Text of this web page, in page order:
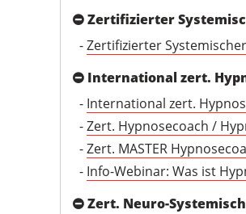
Zertifizierter
-Zertifizierter
International zert.
- International zert.
-Zert. Hypnosecoach /
-Zert. MASTER
- Info-Webinar: Was ist
Zert. Neuro-